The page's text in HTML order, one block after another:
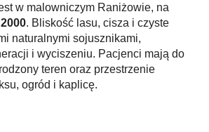
w malowniczym Raniżowie, na
. Bliskość lasu, cisza i czyste
naturalnymi sojusznikami,
i wyciszeniu. Pacjenci mają do
teren oraz przestrzenie
ogród i kaplicę.